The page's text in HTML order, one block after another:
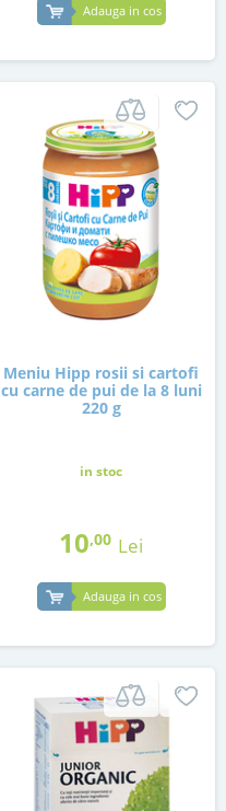
Adauga in cos
Meniu Hipp rosii si cartofi
cu carne de pui de la 8 luni
220 g
in stoc
10,00 Lei
Adauga in cos